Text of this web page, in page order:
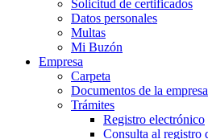
Solicitud de certificados
Datos personales
Multas
Mi Buzón
Empresa
Carpeta
Documentos de la empresa
Trámites
Registro electrónico
Consulta al registro